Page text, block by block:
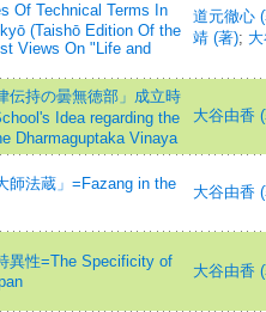
Of Technical Terms In
(Taishō Edition Of the
Views On "Life and
道元徹心
靖 (著);
伝持の曇無徳部」成立時
Idea regarding the
Dharmaguptaka Vinaya
大谷由香
師法蔵」=Fazang in the
大谷由香
異性=The Specificity of
大谷由香